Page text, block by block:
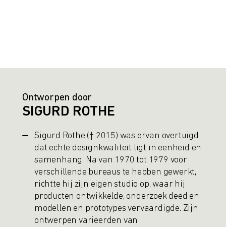
Ontworpen door
SIGURD ROTHE
Sigurd Rothe († 2015) was ervan overtuigd
dat echte designkwaliteit ligt in eenheid en
samenhang. Na van 1970 tot 1979 voor
verschillende bureaus te hebben gewerkt,
richtte hij zijn eigen studio op, waar hij
producten ontwikkelde, onderzoek deed en
modellen en prototypes vervaardigde. Zijn
ontwerpen varieerden van